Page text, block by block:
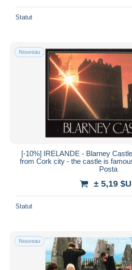
Statut
Nouveau
[-10%] IRELANDE - Blarney
from Cork city - the castle is
Posta
± 5,19
Statut
Nouveau